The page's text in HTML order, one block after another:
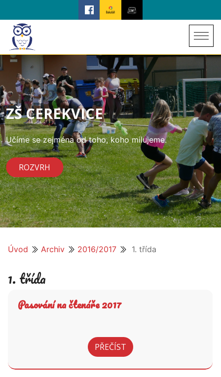
ZŠ CEREKVICE
Učíme se zejména od toho, koho milujeme.
ROZVRH
Úvod Archiv 2016/2017 1. třída
1. třída
Pasování na čtenáře 2017
PŘEČÍST